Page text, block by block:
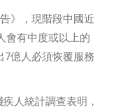
》，現階段中國近
會有中度或以上的
7億人必須恢覆服務
人統計調查表明，